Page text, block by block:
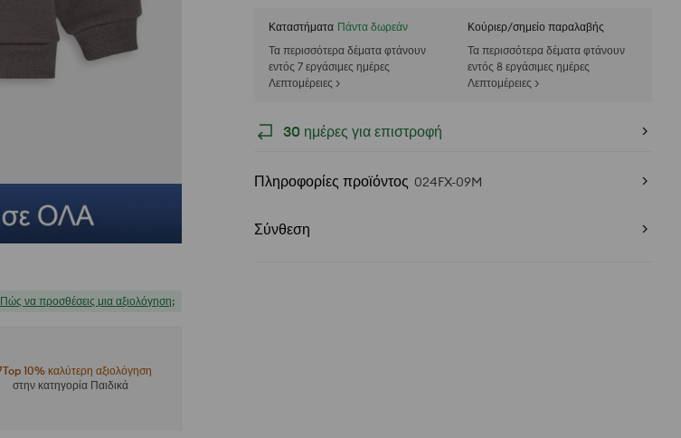
Καταστήματα Πάντα δωρεάν
Τα περισσότερα δέματα φτάνουν
εντός 7 εργάσιμες ημέρες
Λεπτομέρειες >
Κούριερ/σημείο παραλαβής
Τα περισσότερα δέματα φτάνουν
εντός 8 εργάσιμες ημέρες
Λεπτομέρειες >
30 ημέρες για επιστροφή
Πληροφορίες προϊόντος 024FX-09M
Σύνθεση
Πώς να προσθέσεις μια αξιολόγηση;
Top 10% καλύτερη αξιολόγηση
στην κατηγορία Παιδικά